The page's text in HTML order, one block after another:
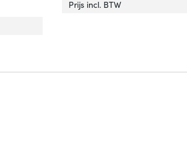
Prijs incl. BTW